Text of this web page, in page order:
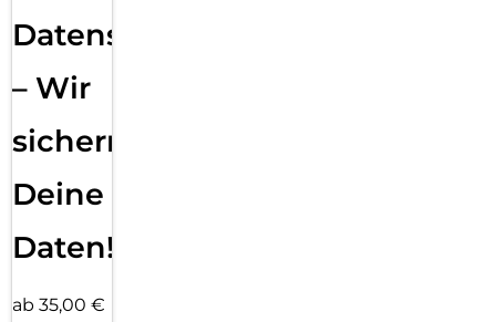
Datensicherung
– Wir
sichern
Deine
Daten!
ab 35,00 €